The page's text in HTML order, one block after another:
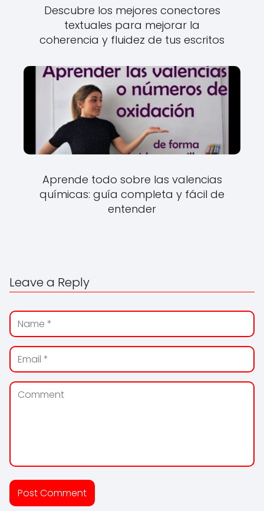
Descubre los mejores conectores
textuales para mejorar la
coherencia y fluidez de tus escritos
Aprende todo sobre las valencias
químicas: guía completa y fácil de
entender
Leave a Reply